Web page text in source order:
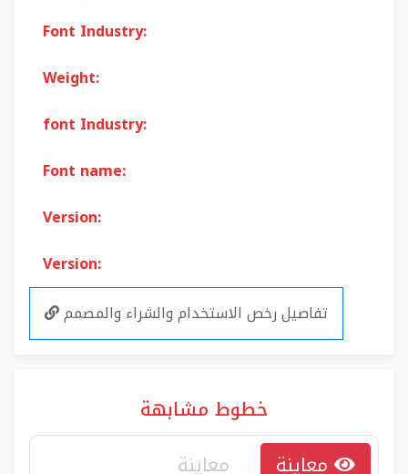
Font Industry:
Weight:
font Industry:
Font name:
Version:
Version:
تفاصيل رخص الاستخدام والشراء والمصمم
خطوط مشابهة